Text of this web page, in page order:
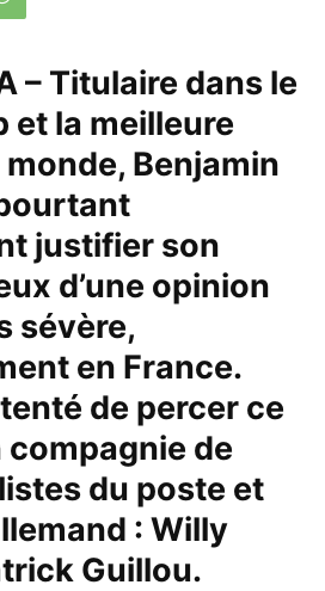
– Titulaire dans le
et la meilleure
Benjamin
justifier son
d’une opinion
sévère,
en France.
de percer ce
compagnie de
du poste et
: Willy
Guillou.